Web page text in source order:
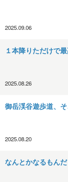
2025.09.06
１本降りただけで
2025.08.26
御岳渓谷遊歩道、
2025.08.20
なんとかなるもんだ